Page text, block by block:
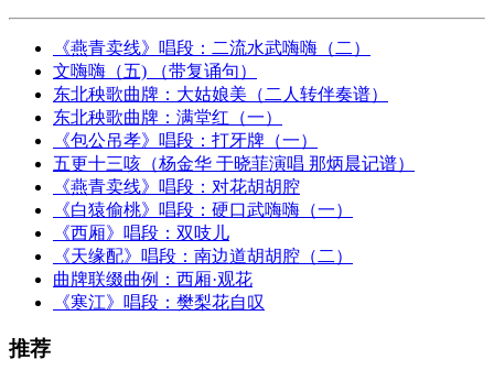
《燕青卖线》唱段：二流水武嗨嗨（二）
文嗨嗨（五) （带复诵句）
东北秧歌曲牌：大姑娘美（二人转伴奏谱）
东北秧歌曲牌：满堂红（一）
《包公吊孝》唱段：打牙牌（一）
五更十三咳（杨金华 于晓菲演唱 那炳晨记谱）
《燕青卖线》唱段：对花胡胡腔
《白猿偷桃》唱段：硬口武嗨嗨（一）
《西厢》唱段：双吱儿
《天缘配》唱段：南边道胡胡腔（二）
曲牌联缀曲例：西厢·观花
《寒江》唱段：樊梨花自叹
推荐